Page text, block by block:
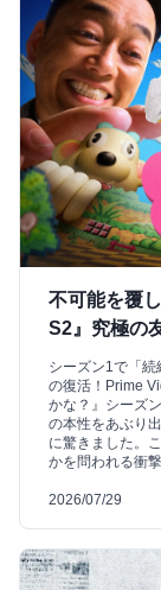
不可能を覆
S2』究極の
シーズン1で「
の復活！Prime
かな？』シーズ
の本性をあぶり
に驚きました。
かを問われる衝
2026/07/29